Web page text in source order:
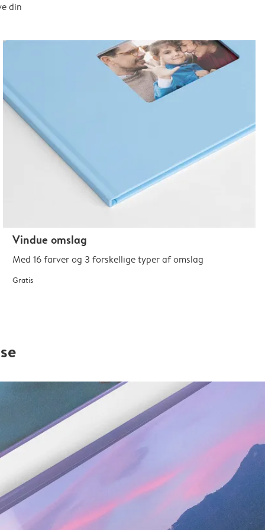
din
Vindue omslag
Med 16 farver og 3 forskellige typer af omslag
Gratis